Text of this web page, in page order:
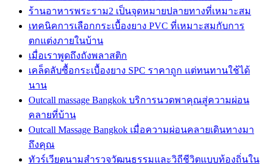
ร้านอาหารพระราม2 เป็นจุดหมายปลายทางที่เหมาะสม
เทคนิคการเลือกกระเบื้องยาง PVC ที่เหมาะสมกับการ
ตกแต่งภายในบ้าน
เมื่อเราพูดถึงถังพลาสติก
เคล็ดลับซื้อกระเบื้องยาง SPC ราคาถูก แต่ทนทานใช้ได้
นาน
Outcall massage Bangkok บริการนวดพาคุณสู่ความผ่อน
คลายที่บ้าน
Outcall Massage Bangkok เมื่อความผ่อนคลายเดินทางมา
ถึงคุณ
ทัวร์เวียดนามสำรวจวัฒนธรรมและวิถีชีวิตแบบท้องถิ่นใน